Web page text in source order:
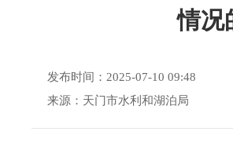
情况
发布时间：2025-07-10 09:48
来源：天门市水利和湖泊局